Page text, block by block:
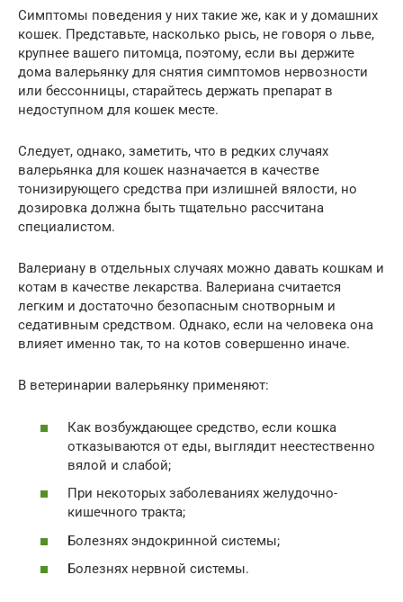
Симптомы поведения у них такие же, как и у домашних
кошек. Представьте, насколько рысь, не говоря о льве,
крупнее вашего питомца, поэтому, если вы держите
дома валерьянку для снятия симптомов нервозности
или бессонницы, старайтесь держать препарат в
недоступном для кошек месте.
Следует, однако, заметить, что в редких случаях
валерьянка для кошек назначается в качестве
тонизирующего средства при излишней вялости, но
дозировка должна быть тщательно рассчитана
специалистом.
Валериану в отдельных случаях можно давать кошкам и
котам в качестве лекарства. Валериана считается
легким и достаточно безопасным снотворным и
седативным средством. Однако, если на человека она
влияет именно так, то на котов совершенно иначе.
В ветеринарии валерьянку применяют:
Как возбуждающее средство, если кошка
отказываются от еды, выглядит неестественно
вялой и слабой;
При некоторых заболеваниях желудочно-
кишечного тракта;
Болезнях эндокринной системы;
Болезнях нервной системы.